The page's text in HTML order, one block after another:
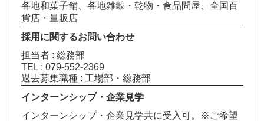
各地和菓子舗、各地雑穀・乾物・食品問屋、全国百
貨店・量販店
採用に関するお問い合わせ
担当者 : 総務部
TEL : 079-552-2369
過去募集職種 : 工場部・総務部
インターンシップ・企業見学
インターンシップ・企業見学共に受入可。※ご希望